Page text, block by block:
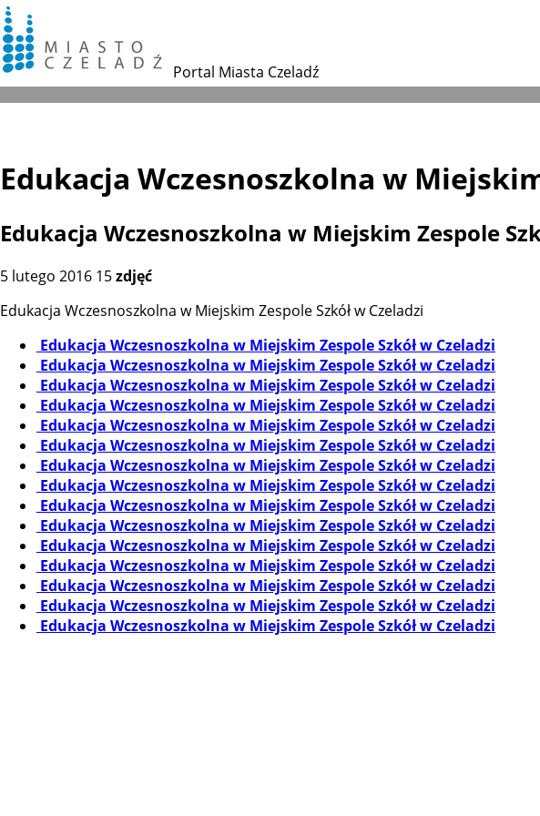
Portal Miasta Czeladź
Edukacja Wczesnoszkolna w
Edukacja Wczesnoszkolna w Miejskim Zespole
5 lutego 2016 15zdjęć
Edukacja Wczesnoszkolna w Miejskim Zespole Szkół w Czeladzi
Edukacja Wczesnoszkolna w Miejskim Zespole Szkół w Czeladzi
Edukacja Wczesnoszkolna w Miejskim Zespole Szkół w Czeladzi
Edukacja Wczesnoszkolna w Miejskim Zespole Szkół w Czeladzi
Edukacja Wczesnoszkolna w Miejskim Zespole Szkół w Czeladzi
Edukacja Wczesnoszkolna w Miejskim Zespole Szkół w Czeladzi
Edukacja Wczesnoszkolna w Miejskim Zespole Szkół w Czeladzi
Edukacja Wczesnoszkolna w Miejskim Zespole Szkół w Czeladzi
Edukacja Wczesnoszkolna w Miejskim Zespole Szkół w Czeladzi
Edukacja Wczesnoszkolna w Miejskim Zespole Szkół w Czeladzi
Edukacja Wczesnoszkolna w Miejskim Zespole Szkół w Czeladzi
Edukacja Wczesnoszkolna w Miejskim Zespole Szkół w Czeladzi
Edukacja Wczesnoszkolna w Miejskim Zespole Szkół w Czeladzi
Edukacja Wczesnoszkolna w Miejskim Zespole Szkół w Czeladzi
Edukacja Wczesnoszkolna w Miejskim Zespole Szkół w Czeladzi
Edukacja Wczesnoszkolna w Miejskim Zespole Szkół w Czeladzi